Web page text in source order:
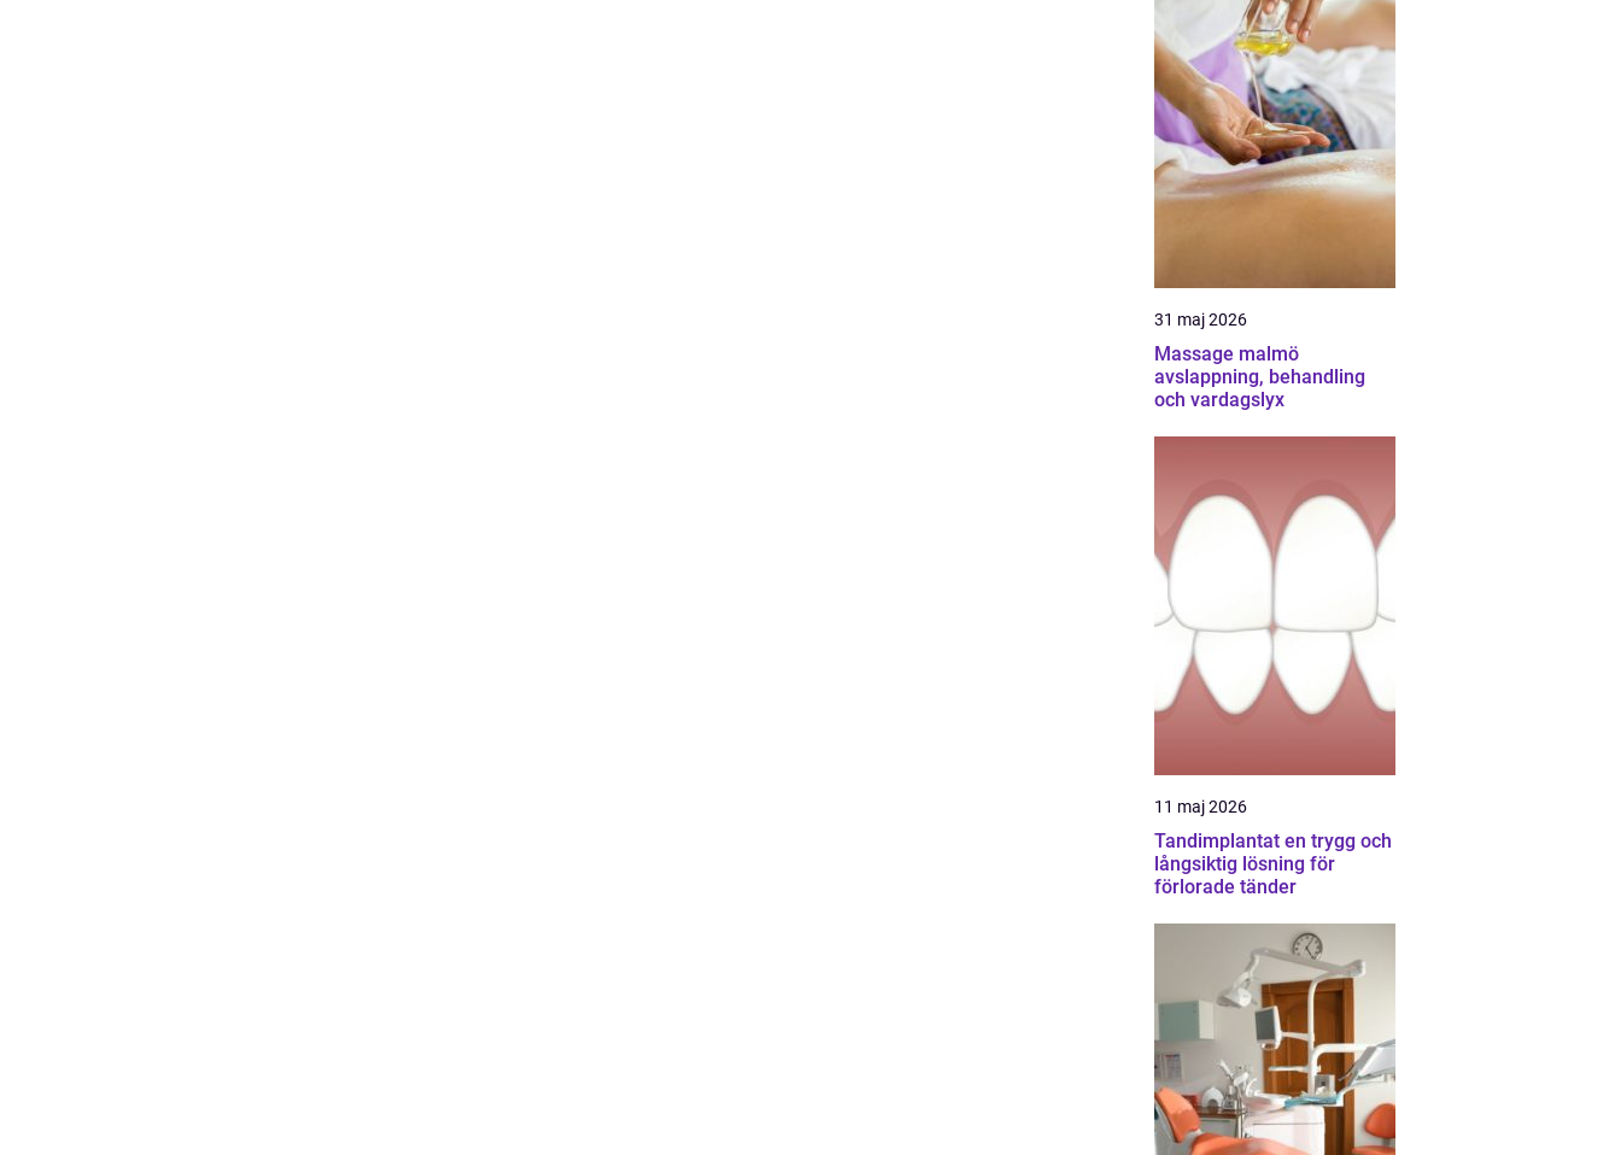
31 maj 2026
Massage malmö
avslappning, behandling
och vardagslyx
11 maj 2026
Tandimplantat en trygg och
långsiktig lösning för
förlorade tänder